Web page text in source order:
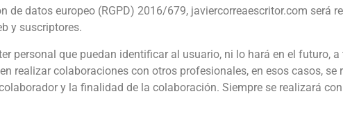
de datos europeo (RGPD) 2016/679, javiercorreaescritor.com será
y suscriptores.
personal que puedan identificar al usuario, ni lo hará en el futuro, a
realizar colaboraciones con otros profesionales, en esos casos, se
y la finalidad de la colaboración. Siempre se realizará